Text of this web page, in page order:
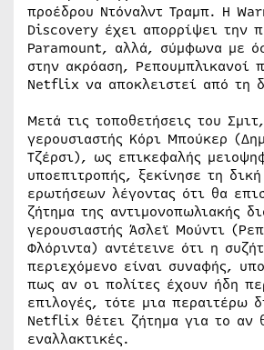
προέδρου Ντόναλντ Τραμπ. Η
Discovery έχει απορρίψει την
Paramount, αλλά, σύμφωνα με
στην ακρόαση, Ρεπουμπλικανοί
Netflix να αποκλειστεί από τη
Μετά τις τοποθετήσεις του
γερουσιαστής Κόρι Μπούκερ
Τζέρσι), ως επικεφαλής
υποεπιτροπής, ξεκίνησε τη
ερωτήσεων λέγοντας ότι θα
ζήτημα της αντιμονοπωλιακής
γερουσιαστής Άσλεϊ Μούντι
Φλόριντα) αντέτεινε ότι η
περιεχόμενο είναι συναφής,
πως αν οι πολίτες έχουν ήδη
επιλογές, τότε μια περαιτέρω
Netflix θέτει ζήτημα για το αν
εναλλακτικές.